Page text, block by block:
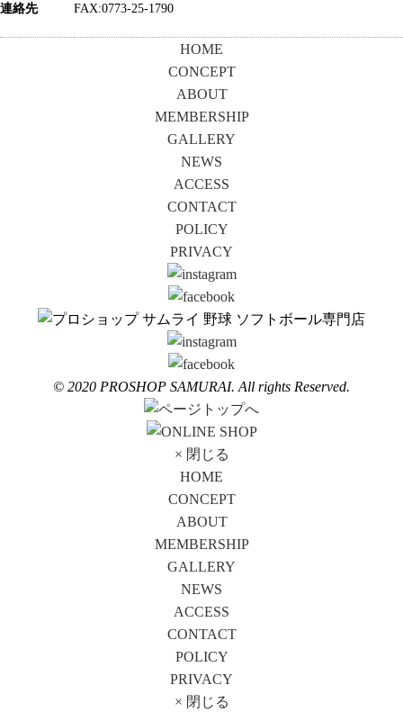
連絡先 FAX:0773-25-1790
HOME
CONCEPT
ABOUT
MEMBERSHIP
GALLERY
NEWS
ACCESS
CONTACT
POLICY
PRIVACY
© 2020 PROSHOP SAMURAI. All rights Reserved.
× 閉じる
HOME
CONCEPT
ABOUT
MEMBERSHIP
GALLERY
NEWS
ACCESS
CONTACT
POLICY
PRIVACY
× 閉じる